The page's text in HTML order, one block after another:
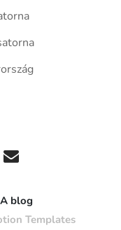
blog
Templates